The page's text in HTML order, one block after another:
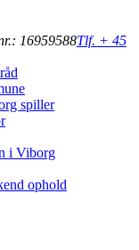
16959588Tlf. + 45